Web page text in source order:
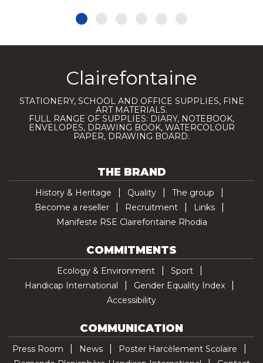
Clairefontaine
STATIONERY, SCHOOL AND OFFICE SUPPLIES, FINE
ART MATERIALS.
FULL RANGE OF SUPPLIES: DIARY, NOTEBOOK,
ENVELOPES, DRAWING BOOK, WATERCOLOUR
PAPER, DRAWING BOARD.
THE BRAND
History & Heritage Quality
The group
Become a reseller
Recruitment
Links
Manifeste RSE Clairefontaine Rhodia
COMMITMENTS
Ecology & Environment
Sport
Handicap International
Gender Equality Index
Accessibility
COMMUNICATION
Press Room News
Poster Harcèlement Scolaire